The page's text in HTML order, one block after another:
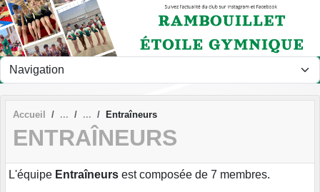
Accueil Entraîneurs
ENTRAÎNEURS
L'équipe Entraîneurs est composée de 7 membres.
Panneau de gestion des cookies